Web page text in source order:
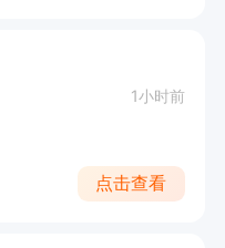
1小时前
点击查看